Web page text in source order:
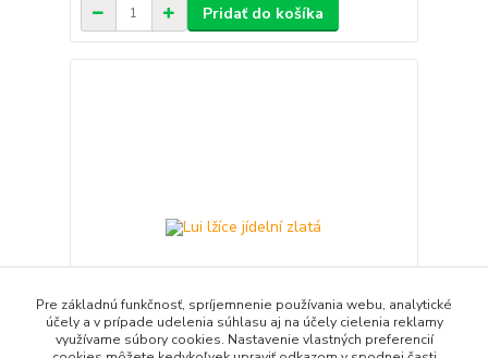
Pridať do košíka
Pre základnú funkčnosť, spríjemnenie používania webu, analytické
účely a v prípade udelenia súhlasu aj na účely cielenia reklamy
využívame súbory cookies. Nastavenie vlastných preferencií